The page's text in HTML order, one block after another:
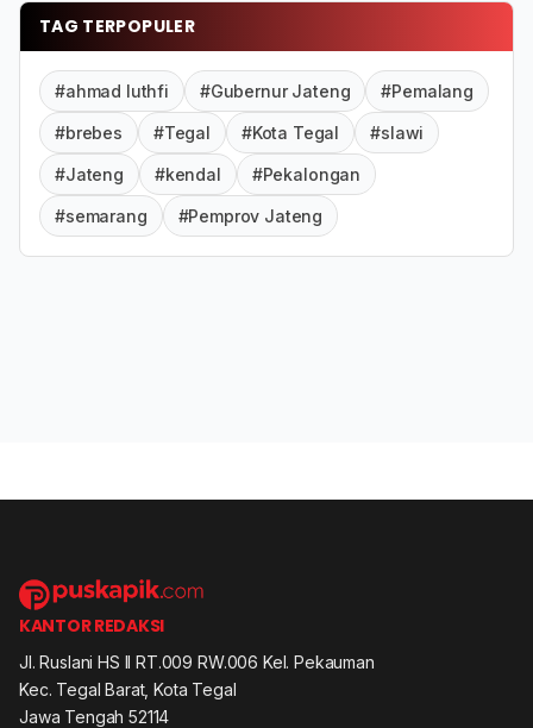
TAG TERPOPULER
#ahmad luthfi #Gubernur Jateng #Pemalang
#brebes #Tegal #Kota Tegal #slawi
#Jateng #kendal #Pekalongan
#semarang #Pemprov Jateng
KANTOR REDAKSI
Jl. Ruslani HS II RT.009 RW.006 Kel. Pekauman
Kec. Tegal Barat, Kota Tegal
Jawa Tengah 52114